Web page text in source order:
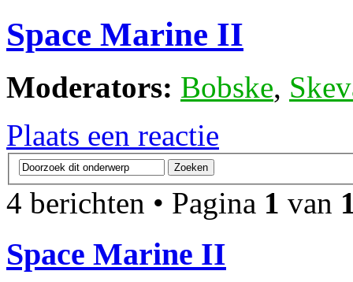
Space Marine II
Moderators: Bobske,
Plaats een reactie
4 berichten • Pagina 1 van
Space Marine II